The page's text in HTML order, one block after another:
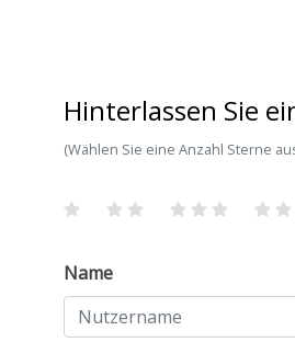
Hinterlassen Sie
(Wählen Sie eine Anzahl Sterne
Name